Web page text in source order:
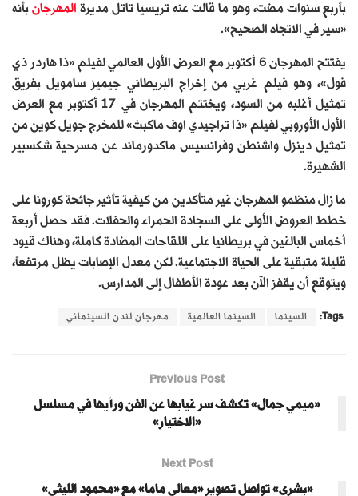
بأربع سنوات مضت، وهو ما قالت عنه تريسيا تاتل مديرة المهرجان بأنه
«سير في الاتجاه الصحيح».
يفتتح المهرجان 6 أكتوبر مع العرض الأول العالمي لفيلم «ذا هاردر ذي
فول»، وهو فيلم غربي من إخراج البريطاني جيميز سامويل بفريق
تمثيل أغلبه من السود، ويختتم المهرجان في 17 أكتوبر مع العرض
الأول الأوروبي لفيلم «ذا تراجيدي اوف ماكبث» للمخرج جويل كوين من
تمثيل دينزل واشنطن وفرانسيس ماكدورماند عن مسرحية شكسبير
الشهيرة.
ما زال منظمو المهرجان غير متأكدين من كيفية تأثير جائحة كورونا على
خطط العروض الأولى على السجادة الحمراء والحفلات. فقد حصل أربعة
أخماس البالغين في بريطانيا على اللقاحات المضادة كاملة، وهناك قيود
قليلة متبقية على الحياة الاجتماعية. لكن معدل الإصابات يظل مرتفعاً،
ويتوقع أن يقفز الآن بعد عودة الأطفال إلى المدارس.
Tags: السينما السينما العالمية مهرجان لندن السينمائي
Previous Post
«ميمي جمال» تكشف سر غيابها عن الفن ورأيها في مسلسل
«الاختيار»
Next Post
«بشرى» تواصل تصوير «معالي ماما» مع «محمود الليثي»